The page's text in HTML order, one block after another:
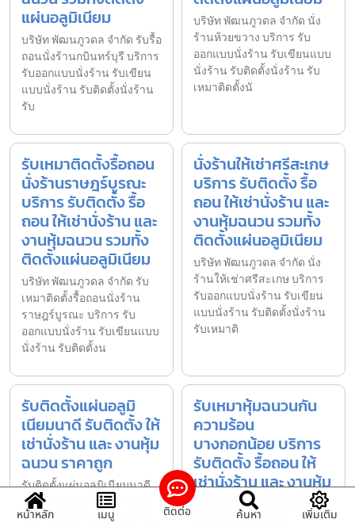
แผ่นอลูมิเนียม
บริษัท พัฒนภูวดล จำกัด รับรื้อ
ถอนนั่งร้านกบินทร์บุรี บริการ
รับออกแบบนั่งร้าน รับเขียน
แบบนั่งร้าน รับติดตั้งนั่งร้าน
รับ
บริษัท พัฒนภูวดล จำกัด นั่ง
ร้านห้วยขวาง บริการ รับ
ออกแบบนั่งร้าน รับเขียนแบบ
นั่งร้าน รับติดตั้งนั่งร้าน รับ
เหมาติดตั้งนั
รับเหมาติดตั้งรื้อถอน
นั่งร้านราษฎร์บูรณะ
บริการ รับติดตั้ง รื้อ
ถอน ให้เช่านั่งร้าน และ
งานหุ้มฉนวน รวมทั้ง
ติดตั้งแผ่นอลูมิเนียม
บริษัท พัฒนภูวดล จำกัด รับ
เหมาติดตั้งรื้อถอนนั่งร้าน
ราษฎร์บูรณะ บริการ รับ
ออกแบบนั่งร้าน รับเขียนแบบ
นั่งร้าน รับติดตั้งน
นั่งร้านให้เช่าศรีสะเกษ
บริการ รับติดตั้ง รื้อ
ถอน ให้เช่านั่งร้าน และ
งานหุ้มฉนวน รวมทั้ง
ติดตั้งแผ่นอลูมิเนียม
บริษัท พัฒนภูวดล จำกัด นั่ง
ร้านให้เช่าศรีสะเกษ บริการ
รับออกแบบนั่งร้าน รับเขียน
แบบนั่งร้าน รับติดตั้งนั่งร้าน
รับเหมาติ
รับติดตั้งแผ่นอลูมิ
เนียมนาดี รับติดตั้ง ให้
เช่านั่งร้าน และ งานหุ้ม
ฉนวน ราคาถูก
รับติดตั้งแผ่นอลูมิเนียมนาดี
ให้เช่านั่งร้านราคาถูก พร้อม
บริการติดตั้ง รื้อถอน และ รับ
รับเหมาหุ้มฉนวนกัน
ความร้อน
บางกอกน้อย บริการ
รับติดตั้ง รื้อถอน ให้
เช่านั่งร้าน และ งานหุ้ม
ฉนวน รวมทั้งติดตั้ง
หน้าหลัก เมนู ติดต่อ ค้นหา เพิ่มเติม